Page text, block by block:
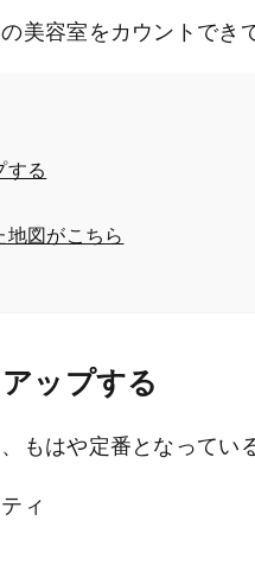
美容室をカウントでき
する
地図がこちら
ップする
もはや定番となってい
ィ